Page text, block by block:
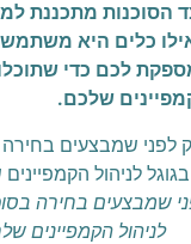
הסוכנות מתכננת
כלים היא
לכם כדי
שלכם.
שמבצעים בחירה
לניהול הקמפיינים